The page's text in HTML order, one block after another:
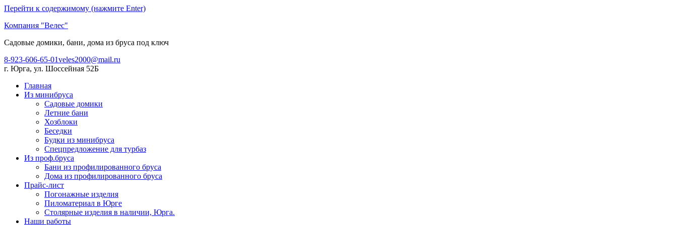
Перейти к содержимому (нажмите Enter)
Компания "Велес"
Садовые домики, бани, дома из бруса под ключ
8-923-606-65-01veles2000@mail.ru
г. Юрга, ул. Шоссейная 52Б
Главная
Из минибруса
Садовые домики
Летние бани
Хозблоки
Беседки
Будки из минибруса
Спецпредложение для турбаз
Из проф.бруса
Бани из профилированного бруса
Дома из профилированного бруса
Прайс-лист
Погонажные изделия
Пиломатериал в Юрге
Столярные изделия в наличии, Юрга.
Наши работы